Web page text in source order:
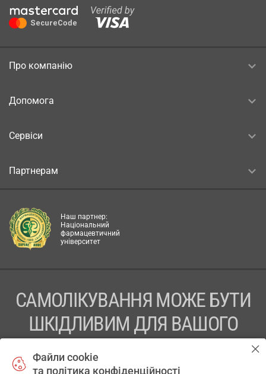
Про компанію
Допомога
Сервіси
Партнерам
Наш партнер:
Національний
фармацевтичний
університет
САМОЛІКУВАННЯ МОЖЕ БУТИ
ШКІДЛИВИМ ДЛЯ ВАШОГО
Файли cookie
та політика конфіденційності